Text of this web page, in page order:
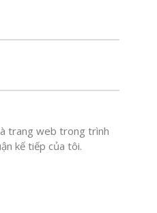
trang web trong trình
kế tiếp của tôi.